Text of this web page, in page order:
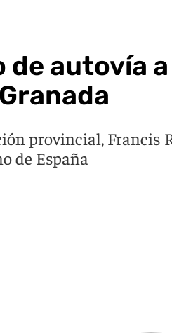
de autovía
provincial, Francis
de España